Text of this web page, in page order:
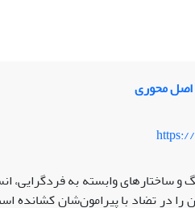
محوری
ساختارهای وابسته به
را در تضاد با پیرامون‌شان